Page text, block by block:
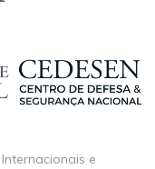
e